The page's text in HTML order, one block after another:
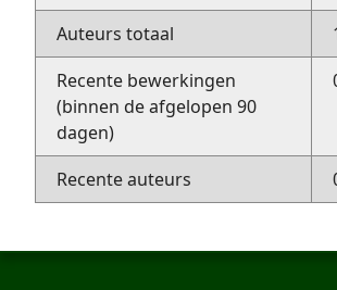
Auteurs totaal
Recente bewerkingen
(binnen de afgelopen 90
dagen)
Recente auteurs